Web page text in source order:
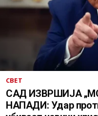
СВЕТ
САД ИЗВРШИЈА
НАПАДИ: Удар